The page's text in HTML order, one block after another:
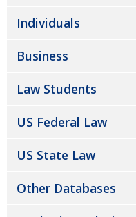
Individuals
Business
Law Students
US Federal Law
US State Law
Other Databases